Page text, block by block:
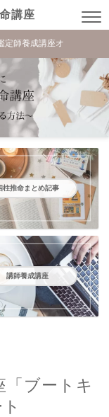
講座
定師養成講座オ
柱推命まとめ記事
講師養成講座
「ブートキ